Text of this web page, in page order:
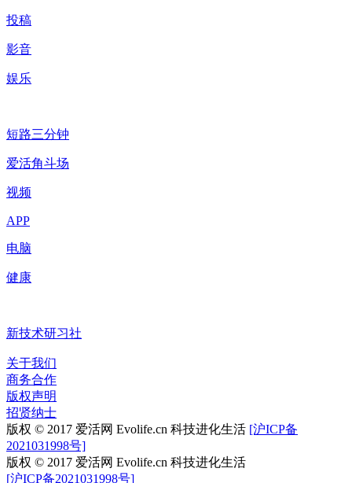
投稿
影音
娱乐
短路三分钟
爱活角斗场
视频
APP
电脑
健康
新技术研习社
关于我们
商务合作
版权声明
招贤纳士
版权 © 2017 爱活网 Evolife.cn 科技进化生活 [沪ICP备
2021031998号]
版权 © 2017 爱活网 Evolife.cn 科技进化生活
[沪ICP备2021031998号]